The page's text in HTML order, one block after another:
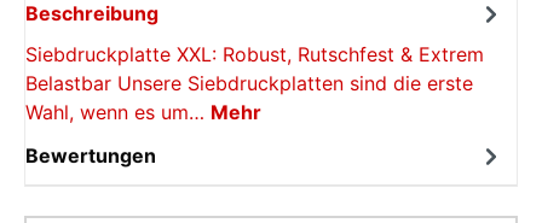
Beschreibung
Siebdruckplatte XXL: Robust, Rutschfest & Extrem
Belastbar Unsere Siebdruckplatten sind die erste
Wahl, wenn es um… Mehr
Bewertungen